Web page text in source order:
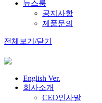
뉴스룸
공지사항
제품문의
전체보기/닫기
English Ver.
회사소개
CEO인사말